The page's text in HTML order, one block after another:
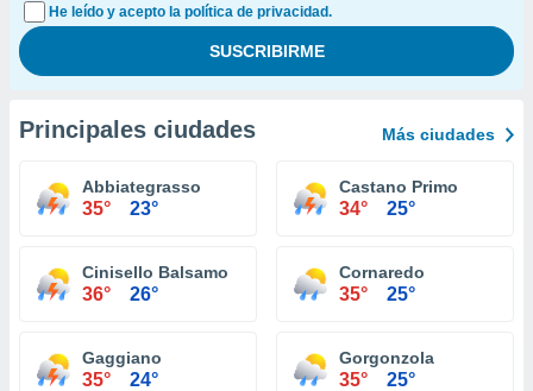
He leído y acepto la política de privacidad.
Principales ciudades Más ciudades
Abbiategrasso
35° 23°
Castano Primo
34° 25°
Cinisello Balsamo
36° 26°
Cornaredo
35° 25°
Gaggiano
35° 24°
Gorgonzola
35° 25°